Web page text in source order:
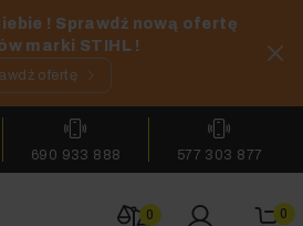
! Sprawdź nową ofertę
marki STIHL !
ofertę
690 933 888 577 303 877
0 0